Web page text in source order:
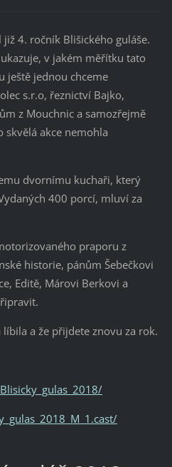
4. ročník Blišického guláše.
v jakém měřítku tato
ještě jednou chceme
s.r.o, řeznictví Bajko,
z Mouchnic a samozřejmě
skvělá akce nemohla
dvornímu kuchaři, který
400 porcí, mluví za
praporu z
historie, pánům Šebečkovi
Editě, Márovi Berkovi a
a že přijdete znovu za rok.